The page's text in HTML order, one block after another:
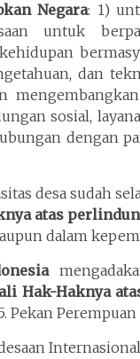
Negara: 1)
untuk
dan
sosial,
dengan
desa sudah
atas
dalam
Hak-Haknya
Pekan